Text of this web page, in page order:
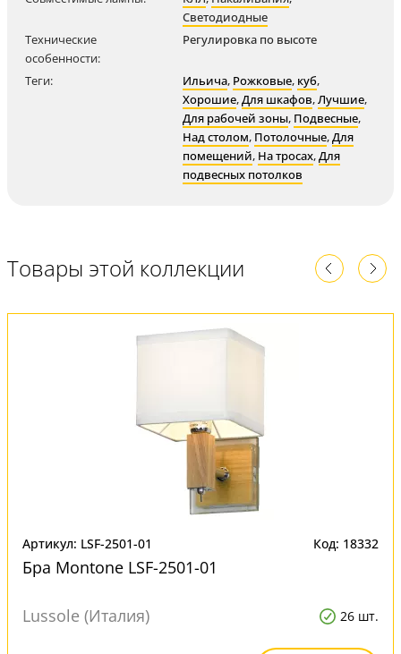
Светодиодные
Технические
особенности:
Регулировка по высоте
Теги: Ильича, Рожковые, куб,
Хорошие,Для шкафов,Лучшие,
Для рабочей зоны, Подвесные,
Над столом, Потолочные,Для
помещений, На тросах,Для
подвесных потолков
Товары этой коллекции
Артикул: LSF-2501-01 Код: 18332
Бра Montone LSF-2501-01
Lussole (Италия) 26 шт.